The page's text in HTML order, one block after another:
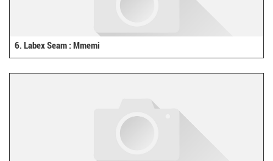
6. Labex Seam : Mmemi